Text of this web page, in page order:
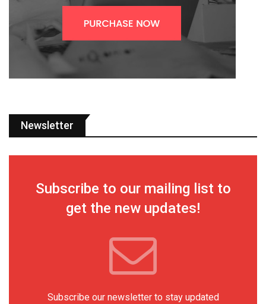
Newsletter
Subscribe to our mailing list to
get the new updates!
Subscribe our newsletter to stay updated